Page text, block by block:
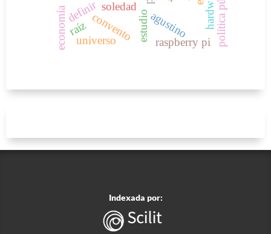
soledad
estudio
definir
economía convento agustino
raspberry pi
universo
hardware
raíz
Indexada por: